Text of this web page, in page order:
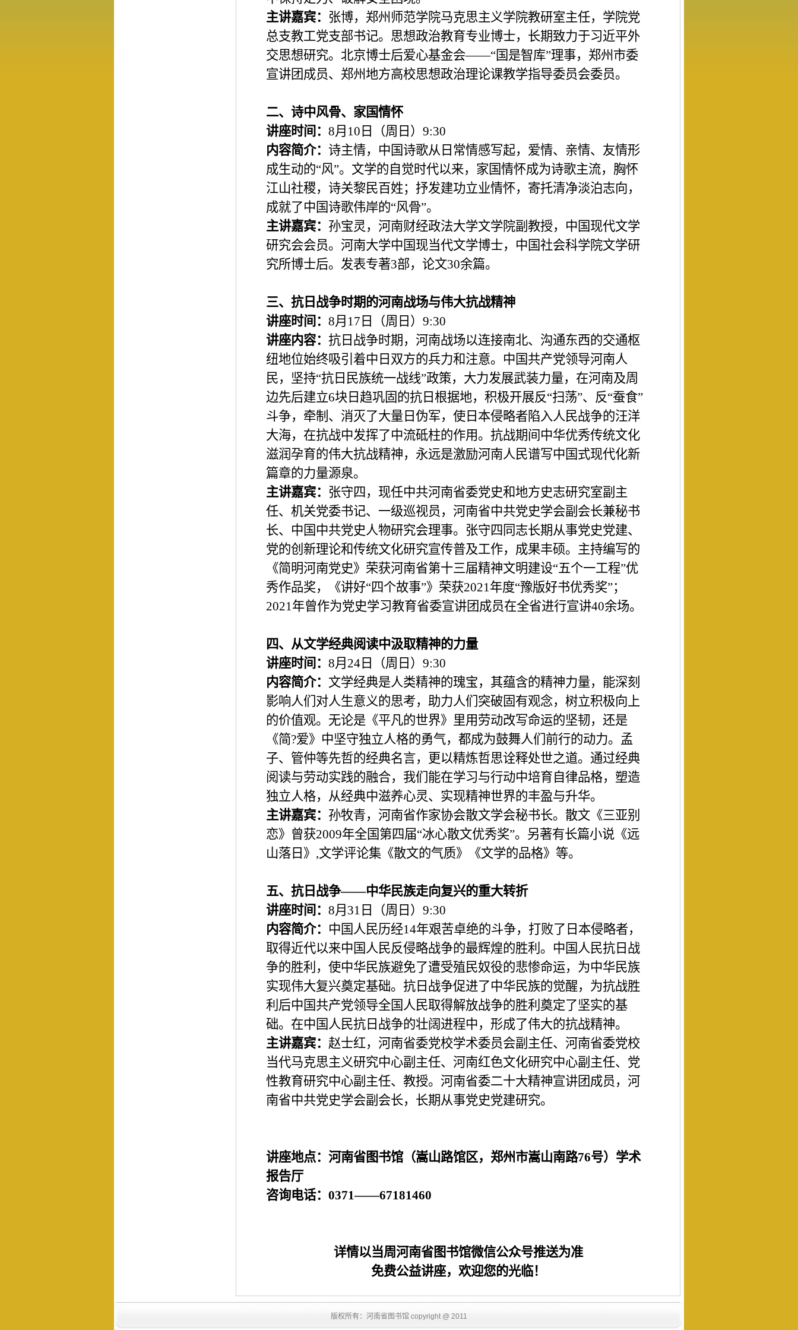
主讲嘉宾： 张博，郑州师范学院马克思主义学院教研室主任，学院党
总支教工党支部书记。思想政治教育专业博士，长期致力于习近平外
交思想研究。北京博士后爱心基金会——“国是智库”理事，郑州市委
宣讲团成员、郑州地方高校思想政治理论课教学指导委员会委员。
二、 诗中风骨、家国情怀
讲座时间： 8月 10 日 （周日 ） 9:30
内容简介： 诗主情，中国诗歌从日常情感写起，爱情、亲情、友情形
成生动的“风”。文学的自觉时代以来，家国情怀成为诗歌主流，胸怀
江山社稷，诗关黎民百姓；抒发建功立业情怀，寄托清净淡泊志向，
成就了中国诗歌伟岸的“风骨”。
主讲嘉宾： 孙宝灵，河南财经政法大学文学院副教授，中国现代文学
研究会会员。河南大学中国现当代文学博士，中国社会科学院文学研
究所博士后。发表专著3部，论文30余篇。
三、 抗日战争时期的河南战场与伟大抗战精神
讲座时间： 8月 17 日 （周日 ） 9:30
讲座内容： 抗日战争时期，河南战场以连接南北、沟通东西的交通枢
纽地位始终吸引着中日双方的兵力和注意。中国共产党领导河南人
民，坚持“抗日民族统一战线”政策，大力发展武装力量，在河南及周
边先后建立6块日趋巩固的抗日根据地，积极开展反“扫荡”、反“蚕食”
斗争，牵制、消灭了大量日伪军，使日本侵略者陷入人民战争的汪洋
大海，在抗战中发挥了中流砥柱的作用。抗战期间中华优秀传统文化
滋润孕育的伟大抗战精神，永远是激励河南人民谱写中国式现代化新
篇章的力量源泉。
主讲嘉宾： 张守四， 现任中共河南省委党史和地方史志研究室副主
任、机关党委书记、一级巡视员，河南省中共党史学会副会长兼秘书
长、中国中共党史人物研究会理事。张守四同志长期从事党史党建、
党的创新理论和传统文化研究宣传普及工作，成果丰硕。主持编写的
《简明河南党史》荣获河南省第十三届精神文明建设“五个一工程”优
秀作品奖，《讲好“四个故事”》荣获2021年度“豫版好书优秀奖”；
2021年曾作为党史学习教育省委宣讲团成员在全省进行宣讲40余场。
四、 从文学经典阅读中汲取精神的力量
讲座时间： 8月 24 日 （周日 ） 9:30
内容简介： 文学经典是人类精神的瑰宝，其蕴含的精神力量，能深刻
影响人们对人生意义的思考，助力人们突破固有观念，树立积极向上
的价值观。无论是《平凡的世界》里用劳动改写命运的坚韧，还是
《简?爱》中坚守独立人格的勇气，都成为鼓舞人们前行的动力。孟
子、管仲等先哲的经典名言，更以精炼哲思诠释处世之道。通过经典
阅读与劳动实践的融合，我们能在学习与行动中培育自律品格，塑造
独立人格，从经典中滋养心灵、实现精神世界的丰盈与升华。
主讲嘉宾： 孙牧青，河南省作家协会散文学会秘书长。散文《三亚别
恋》曾获2009年全国第四届“冰心散文优秀奖”。另著有长篇小说《远
山落日》 ,文学评论集《散文的气质》《文学的品格》等。
五、 抗日战争——中华民族走向复兴的重大转折
讲座时间： 8月 31 日 （周日 ） 9:30
内容简介： 中国人民历经14年艰苦卓绝的斗争，打败了日本侵略者，
取得近代以来中国人民反侵略战争的最辉煌的胜利。中国人 民抗日战
争的胜利，使中华民族避免了遭受殖民奴役的悲惨命运，为中华民族
实现伟大复兴奠定基础。抗日战争促进了中华民族的觉醒，为抗战胜
利后中国共产党领导全国人民取得解放战争的胜利奠定了坚实的基
础。在中国人民抗日战争的壮阔进程中，形成了伟大的抗战精神。
主讲嘉宾： 赵士红，河南省委党校学术委员会副主任、河南省委党校
当代马克思主义研究中心副主任、河南红色文化研究中心副主任、党
性教育研究中心副主任、教授。河南省委二十大精神宣讲团成员，河
南省中共党史学会副会长，长期从事党史党建研究。
讲座地点：河南省图书馆（嵩山路馆区，郑州市嵩山南路76号）学术
报告厅
咨询电话： 0371——67181460
详情以当周河南省图书馆微信公众号推送为准
免费公益讲座，欢迎您的光临！
版权所有：河南省图书馆 copyright @ 2011